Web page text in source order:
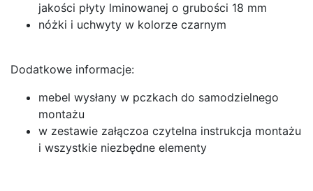
Łóżka
drewniane
Szafy
Szafy
przesuwne
jakości płyty lminowanej o grubości 18 mm
nóżki i uchwyty w kolorze czarnym
Dodatkowe informacje:
mebel wysłany w pczkach do samodzielnego
montażu
w zestawie załączoa czytelna instrukcja montażu
i wszystkie niezbędne elementy